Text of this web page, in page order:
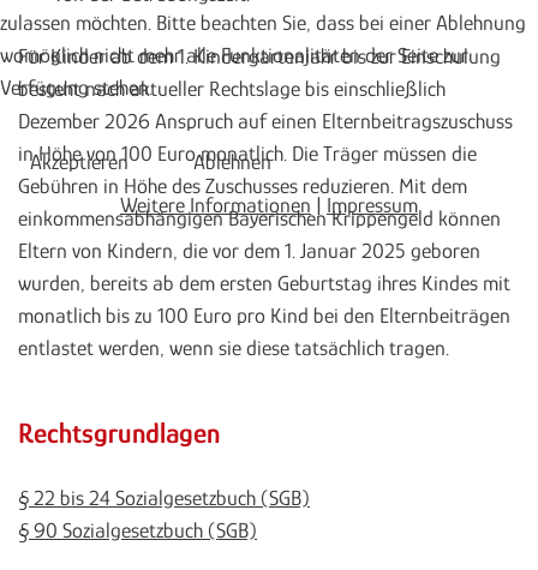
Für Kinder ab dem 1. Kindergartenjahr bis zur Einschulung
besteht nach aktueller Rechtslage bis einschließlich
Dezember 2026 Anspruch auf einen Elternbeitragszuschuss
in Höhe von 100 Euro monatlich. Die Träger müssen die
Gebühren in Höhe des Zuschusses reduzieren. Mit dem
einkommensabhängigen Bayerischen Krippengeld können
Eltern von Kindern, die vor dem 1. Januar 2025 geboren
wurden, bereits ab dem ersten Geburtstag ihres Kindes mit
monatlich bis zu 100 Euro pro Kind bei den Elternbeiträgen
entlastet werden, wenn sie diese tatsächlich tragen.
Rechtsgrundlagen
§ 22 bis 24 Sozialgesetzbuch (SGB)
§ 90 Sozialgesetzbuch (SGB)
zulassen möchten. Bitte beachten Sie, dass bei einer Ablehnung
womöglich nicht mehr alle Funktionalitäten der Seite zur
Verfügung stehen.
Akzeptieren
Ablehnen
Weitere Informationen | Impressum